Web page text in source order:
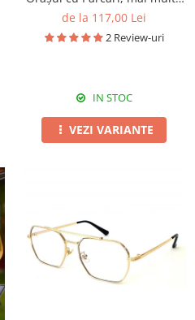
dimensiuni
de la 117,00 Lei
2 Review-uri
IN STOC
VEZI VARIANTE